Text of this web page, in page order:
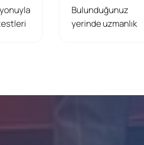
yerinde uzmanlık